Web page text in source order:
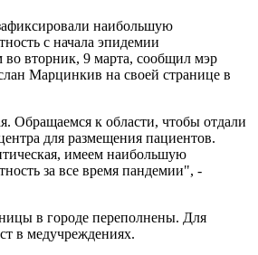
наибольшую
с начала эпидемии
во вторник, 9 марта, сообщил мэр
Марцинкив на своей странице в
Обращаемся к области, чтобы отдали
для размещения пациентов.
имеем наибольшую
за все время пандемии", -
в городе переполнены. Для
в медучреждениях.